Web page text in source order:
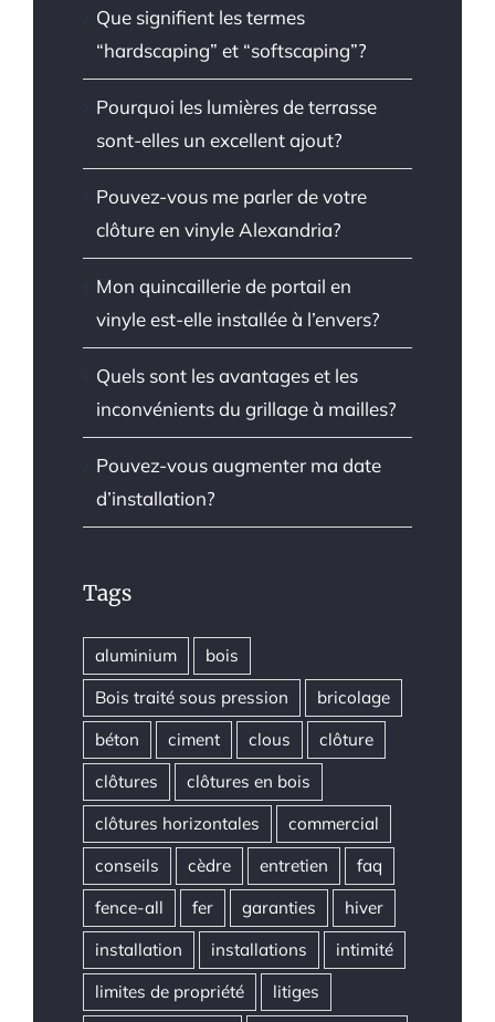
Que signifient les termes
“hardscaping” et “softscaping”?
Pourquoi les lumières de terrasse
sont-elles un excellent ajout?
Pouvez-vous me parler de votre
clôture en vinyle Alexandria?
Mon quincaillerie de portail en
vinyle est-elle installée à l’envers?
Quels sont les avantages et les
inconvénients du grillage à mailles?
Pouvez-vous augmenter ma date
d’installation?
Tags
aluminium
bois
Bois traité sous pression
bricolage
béton
ciment clous
clôture
clôtures
clôtures en bois
clôtures horizontales
commercial
conseils
cèdre entretien
faq
fence-all
fer garanties
hiver
installation
installations
intimité
limites de propriété
litiges